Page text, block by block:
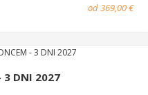
od 369,00 €
3 DNI 2027